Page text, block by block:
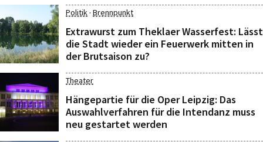
Politik· Brennpunkt
Extrawurst zum Theklaer Wasserfest: Lässt
die Stadt wieder ein Feuerwerk mitten in
der Brutsaison zu?
Theater
Hängepartie für die Oper Leipzig: Das
Auswahlverfahren für die Intendanz muss
neu gestartet werden